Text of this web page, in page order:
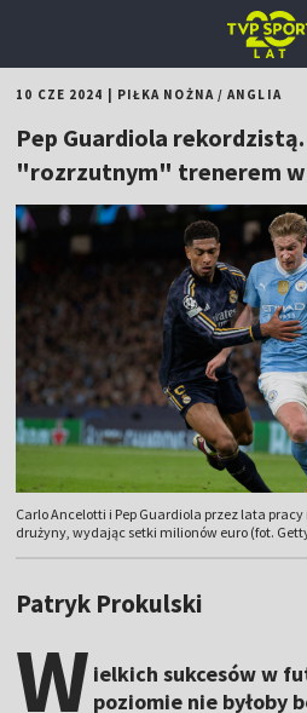
10 CZE 2024 PIŁKA NOŻNA/ANGLIA
Pep Guardiola
"rozrzutnym" trenerem
Carlo Ancelotti i Pep Guardiola przez lata
drużyny, wydając setki milionów euro (fot.
Patryk Prokulski
W ielkich sukcesów w
poziomie nie byłoby